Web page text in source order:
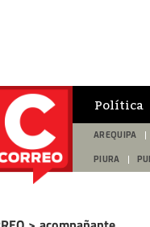
Política
AREQUIPA
PIURA